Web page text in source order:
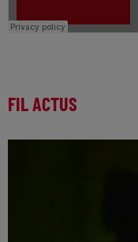
FIL ACTUS